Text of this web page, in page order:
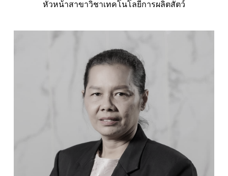
หัวหน้าสาขาวิชาเทคโนโลยีการผลิตสัตว์